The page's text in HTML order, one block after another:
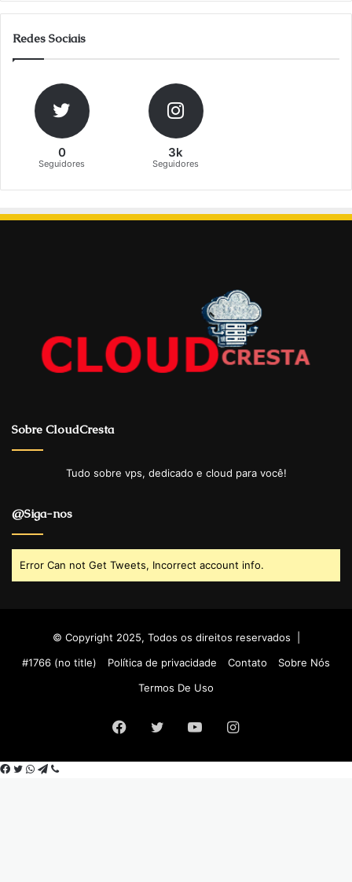
Redes Sociais
0
Seguidores
3k
Seguidores
Sobre CloudCresta
Tudo sobre vps, dedicado e cloud para você!
@Siga-nos
Error Can not Get Tweets, Incorrect account info.
© Copyright 2025, Todos os direitos reservados |
#1766 (no title)
Política de privacidade Contato
Sobre Nós
Termos De Uso
Facebook
Twitter YouTubeInstagram
Facebook
Twitter
WhatsApp
Telegram